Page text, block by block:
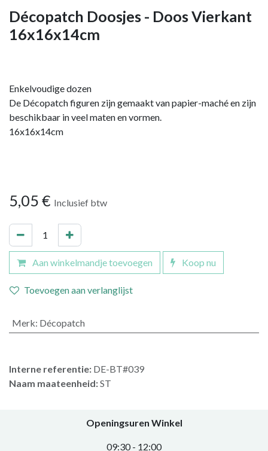
Décopatch Doosjes - Doos Vierkant
16x16x14cm
Enkelvoudige dozen
De Décopatch figuren zijn gemaakt van papier-maché en zijn
beschikbaar in veel maten en vormen.
16x16x14cm
5,05 € Inclusief btw
Aan winkelmandje toevoegen Koop nu
Toevoegen aan verlanglijst
Merk: Décopatch
Interne referentie: DE-BT#039
Naam maateenheid:ST
Openingsuren Winkel
0​9:30 - 12:00